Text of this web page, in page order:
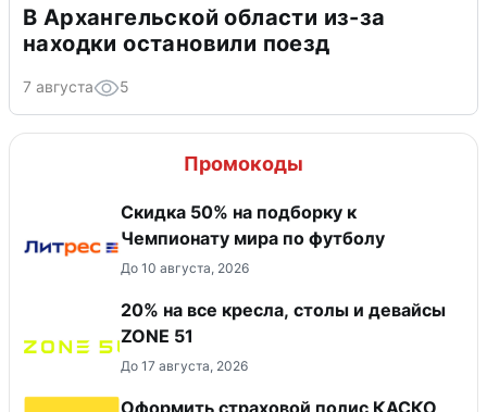
В Архангельской области из-за
находки остановили поезд
7 августа 5
Промокоды
Скидка 50% на подборку к
Чемпионату мира по футболу
До 10 августа, 2026
20% на все кресла, столы и девайсы
ZONE 51
До 17 августа, 2026
Оформить страховой полис КАСКО